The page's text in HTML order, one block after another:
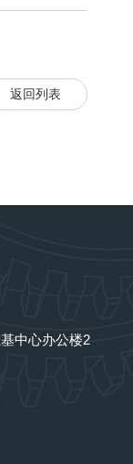
返回列表
中心办公楼2